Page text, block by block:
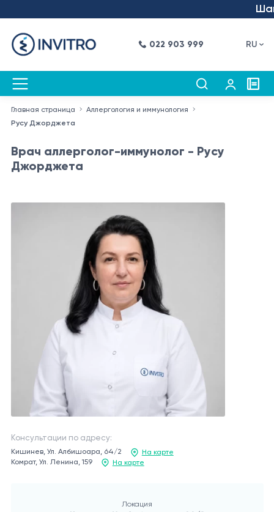
Шаг
022 903 999 RU
Главная страница
Аллергология и иммунология
Русу Джорджета
Врач аллерголог-иммунолог - Русу
Джорджета
Консультации по адресу:
Кишинев, Ул. Албишоара, 64/2
На карте
Комрат, Ул. Ленина, 159
На карте
Локация